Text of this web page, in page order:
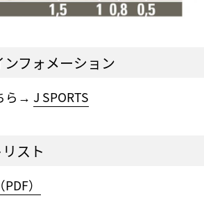
ンフォメーション
ら→ J SPORTS
スト
）